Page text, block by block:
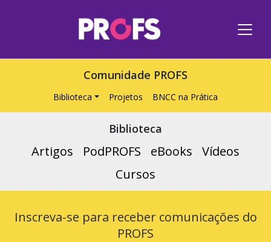
Comunidade PROFS
Biblioteca Projetos BNCC na Prática
Biblioteca
Artigos PodPROFS eBooks
Vídeos
Cursos
Inscreva-se para receber comunicações do
PROFS